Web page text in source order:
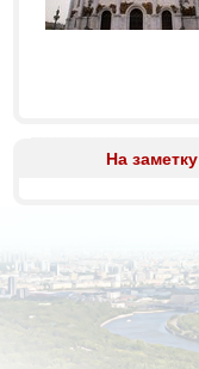
На заметку